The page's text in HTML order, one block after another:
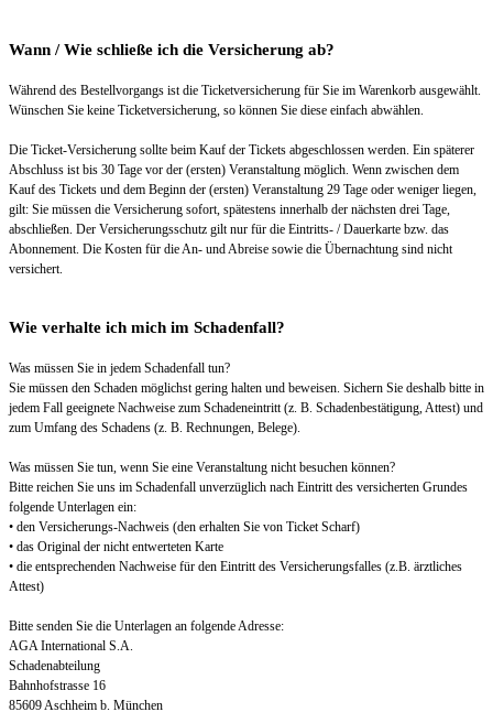
Wann / Wie schließe ich die Versicherung ab?
Während des Bestellvorgangs ist die Ticketversicherung für Sie im Warenkorb ausgewählt.
Wünschen Sie keine Ticketversicherung, so können Sie diese einfach abwählen.
Die Ticket-Versicherung sollte beim Kauf der Tickets abgeschlossen werden. Ein späterer
Abschluss ist bis 30 Tage vor der (ersten) Veranstaltung möglich. Wenn zwischen dem
Kauf des Tickets und dem Beginn der (ersten) Veranstaltung 29 Tage oder weniger liegen,
gilt: Sie müssen die Versicherung sofort, spätestens innerhalb der nächsten drei Tage,
abschließen. Der Versicherungsschutz gilt nur für die Eintritts- / Dauerkarte bzw. das
Abonnement. Die Kosten für die An- und Abreise sowie die Übernachtung sind nicht
versichert.
Wie verhalte ich mich im Schadenfall?
Was müssen Sie in jedem Schadenfall tun?
Sie müssen den Schaden möglichst gering halten und beweisen. Sichern Sie deshalb bitte in
jedem Fall geeignete Nachweise zum Schadeneintritt (z. B. Schadenbestätigung, Attest) und
zum Umfang des Schadens (z. B. Rechnungen, Belege).
Was müssen Sie tun, wenn Sie eine Veranstaltung nicht besuchen können?
Bitte reichen Sie uns im Schadenfall unverzüglich nach Eintritt des versicherten Grundes
folgende Unterlagen ein:
• den Versicherungs-Nachweis (den erhalten Sie von Ticket Scharf)
• das Original der nicht entwerteten Karte
• die entsprechenden Nachweise für den Eintritt des Versicherungsfalles (z.B. ärztliches
Attest)
Bitte senden Sie die Unterlagen an folgende Adresse:
AGA International S.A.
Schadenabteilung
Bahnhofstrasse 16
85609 Aschheim b. München